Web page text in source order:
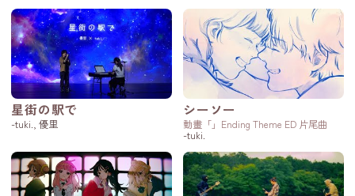
星街の駅で
-tuki., 優里
シーソー
動畫「」Ending Theme ED 片尾曲
-tuki.